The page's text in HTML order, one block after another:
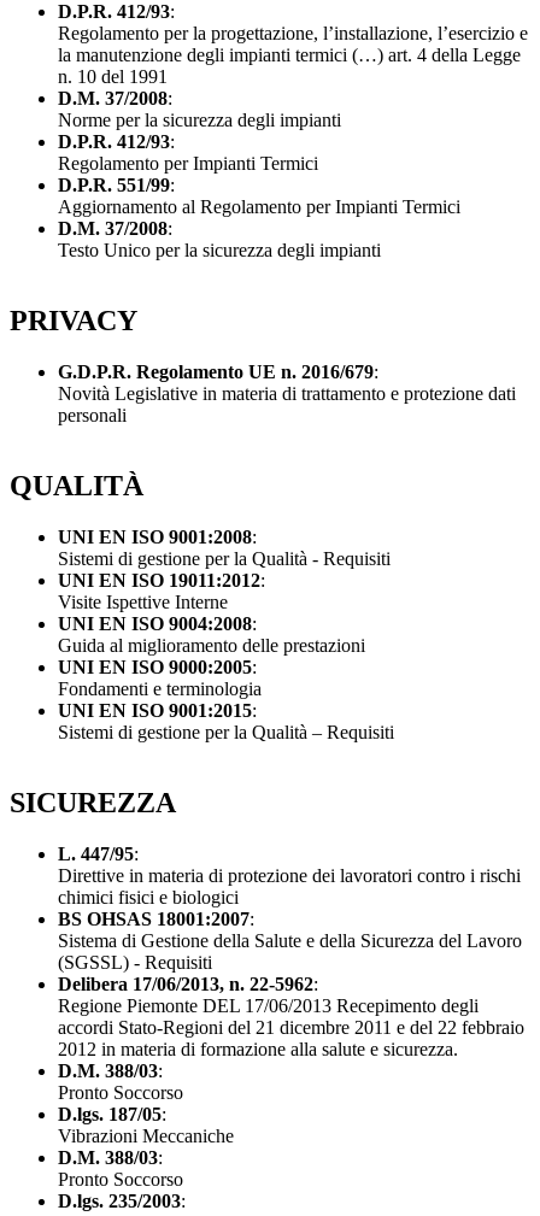
D.P.R. 412/93:
Regolamento per la progettazione, l’installazione, l’esercizio e
la manutenzione degli impianti termici (…) art. 4 della Legge
n. 10 del 1991
D.M. 37/2008:
Norme per la sicurezza degli impianti
D.P.R. 412/93:
Regolamento per Impianti Termici
D.P.R. 551/99:
Aggiornamento al Regolamento per Impianti Termici
D.M. 37/2008:
Testo Unico per la sicurezza degli impianti
PRIVACY
G.D.P.R. Regolamento UE n. 2016/679:
Novità Legislative in materia di trattamento e protezione dati
personali
QUALITÀ
UNI EN ISO 9001:2008:
Sistemi di gestione per la Qualità - Requisiti
UNI EN ISO 19011:2012:
Visite Ispettive Interne
UNI EN ISO 9004:2008:
Guida al miglioramento delle prestazioni
UNI EN ISO 9000:2005:
Fondamenti e terminologia
UNI EN ISO 9001:2015:
Sistemi di gestione per la Qualità – Requisiti
SICUREZZA
L. 447/95:
Direttive in materia di protezione dei lavoratori contro i rischi
chimici fisici e biologici
BS OHSAS 18001:2007:
Sistema di Gestione della Salute e della Sicurezza del Lavoro
(SGSSL) - Requisiti
Delibera 17/06/2013, n. 22-5962:
Regione Piemonte DEL 17/06/2013 Recepimento degli
accordi Stato-Regioni del 21 dicembre 2011 e del 22 febbraio
2012 in materia di formazione alla salute e sicurezza.
D.M. 388/03:
Pronto Soccorso
D.lgs. 187/05:
Vibrazioni Meccaniche
D.M. 388/03:
Pronto Soccorso
D.lgs. 235/2003: